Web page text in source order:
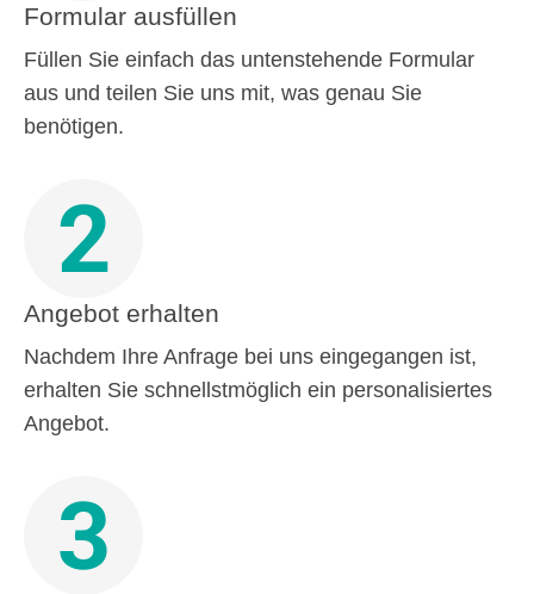
Formular ausfüllen
Füllen Sie einfach das untenstehende Formular
aus und teilen Sie uns mit, was genau Sie
benötigen.
2
Angebot erhalten
Nachdem Ihre Anfrage bei uns eingegangen ist,
erhalten Sie schnellstmöglich ein personalisiertes
Angebot.
3